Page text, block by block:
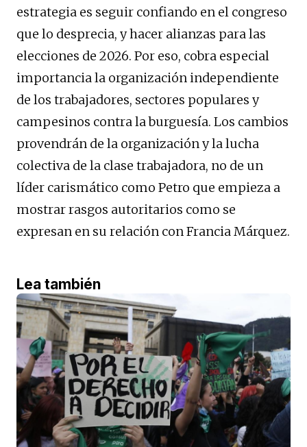
estrategia es seguir confiando en el congreso
que lo desprecia, y hacer alianzas para las
elecciones de 2026. Por eso, cobra especial
importancia la organización independiente
de los trabajadores, sectores populares y
campesinos contra la burguesía. Los cambios
provendrán de la organización y la lucha
colectiva de la clase trabajadora, no de un
líder carismático como Petro que empieza a
mostrar rasgos autoritarios como se
expresan en su relación con Francia Márquez.
Lea también